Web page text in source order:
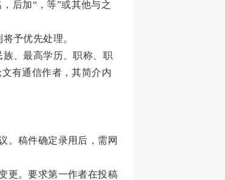
后加“，等”或其他与之
将予优先处理。
、最高学历、职称、职
有通信作者，其简介内
。稿件确定录用后，需网
更。要求第一作者在投稿